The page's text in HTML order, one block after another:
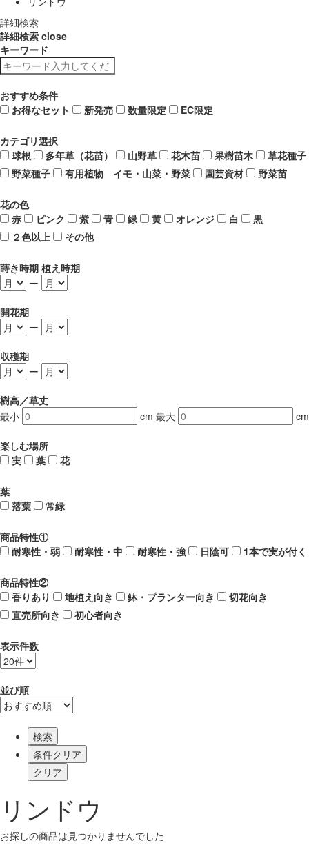
詳細検索
詳細検索 close
キーワード
おすすめ条件
お得なセット
新発売 数量限定 EC限定
カテゴリ選択
球根
多年草（花苗） 山野草 花木苗 果樹苗木
草花種子
野菜種子
有用植物 イモ・山菜・野菜 園芸資材 野菜苗
花の色
赤
ピンク 紫 青 緑 黄 オレンジ 白
黒
２色以上
その他
蒔き時期 植え時期
ー
開花期
ー
収穫期
ー
樹高／草丈
最小
cm 最大 cm
楽しむ場所
実
葉 花
葉
落葉
常緑
商品特性①
耐寒性・弱
耐寒性・中 耐寒性・強 日陰可 1本で実が付く
商品特性②
香りあり
地植え向き 鉢・プランター向き
切花向き
直売所向き
初心者向き
表示件数
並び順
検索
リンドウ
お探しの商品は見つかりませんでした